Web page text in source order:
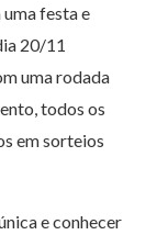
festa e
20/11
uma rodada
todos os
em sorteios
e conhecer